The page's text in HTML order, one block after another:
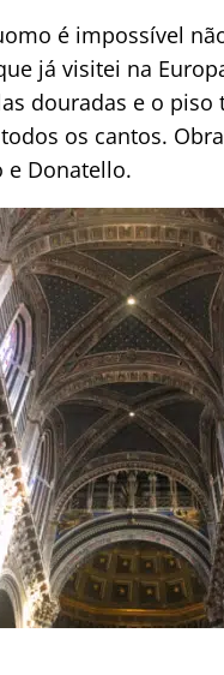
é impossível
já visitei na
douradas e o
os cantos.
e Donatello.